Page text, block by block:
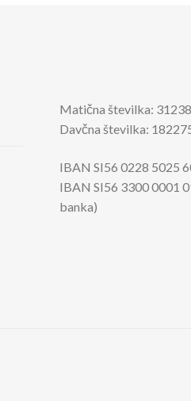
Matična številka:
Davčna številka:
IBAN SI56 0228 5025
IBAN SI56 3300 0001
banka)